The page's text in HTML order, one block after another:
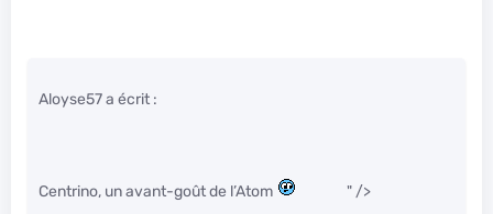
Aloyse57 a écrit :
Centrino, un avant-goût de l’Atom " />